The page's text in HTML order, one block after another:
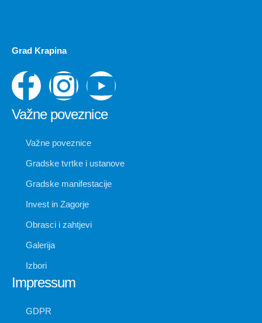
Grad Krapina
Važne poveznice
Važne poveznice
Gradske tvrtke i ustanove
Gradske manifestacije
Invest in Zagorje
Obrasci i zahtjevi
Galerija
Izbori
Impressum
GDPR